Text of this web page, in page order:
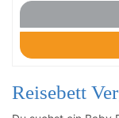
Reisebett